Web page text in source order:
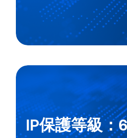
IP保護等級：